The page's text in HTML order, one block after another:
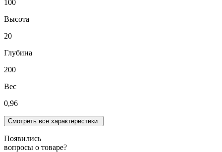
100
Высота
20
Глубина
200
Вес
0,96
Смотреть все характеристики
Появились
вопросы о товаре?